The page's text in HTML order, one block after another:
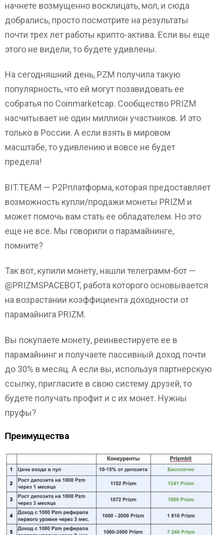
начнете возмущенно восклицать, мол, и сюда
добрались, просто посмотрите на результаты
почти трех лет работы крипто-актива. Если вы еще
этого не видели, то будете удивлены.
На сегодняшний день, PZM получила такую
популярность, что ей могут позавидовать ее
собратья по Coinmarketcap. Сообщество PRIZM
насчитывает не один миллион участников. И это
только в России. А если взять в мировом
масштабе, то удивлению и вовсе не будет
предела!
BIT.TEAM — P2Pплатформа, которая предоставляет
возможность купли/продажи монеты PRIZM и
может помочь вам стать ее обладателем. Но это
еще не все. Мы говорили о парамайнинге,
помните?
Так вот, купили монету, нашли телеграмм-бот —
@PRIZMSPACEBOT, работа которого основывается
на возрастании коэффициента доходности от
парамайнига PRIZM.
Вы покупаете монету, реинвестируете ее в
парамайнинг и получаете пассивный доход почти
до 30% в месяц. А если вы, используя партнерскую
ссылку, пригласите в свою систему друзей, то
будете получать профит и с их монет. Нужны
пруфы?
Преимущества